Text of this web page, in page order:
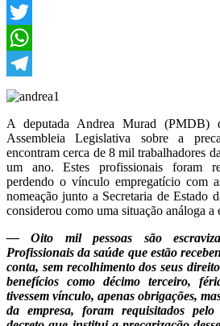
Facebook
Twitter
WhatsApp
Telegram
A deputada Andrea Murad (PMDB)
Assembleia Legislativa sobre a
encontram cerca de 8 mil trabalhadores
um ano. Estes profissionais foram
perdendo o vínculo empregatício com
nomeação junto a Secretaria de Estado
considerou como uma situação análoga a
— Oito mil pessoas são
Profissionais da saúde que estão
conta, sem recolhimento dos seus
benefícios como décimo terceiro,
tivessem vínculo, apenas obrigações,
da empresa, foram requisitados